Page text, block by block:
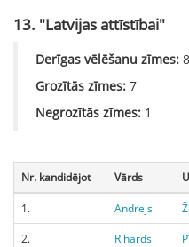
13. "Latvijas attīstībai"
Derīgas vēlēšanu zīmes: 8
Grozītās zīmes: 7
Negrozītās zīmes: 1
Nr. kandidējot Vārds
1. Andrejs
2.
Rihards